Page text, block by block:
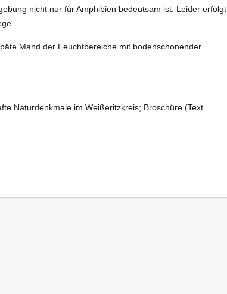
nicht nur für Amphibien bedeutsam ist. Leider erfolgt
Mahd der Feuchtbereiche mit bodenschonender
Naturdenkmale im Weißeritzkreis; Broschüre (Text